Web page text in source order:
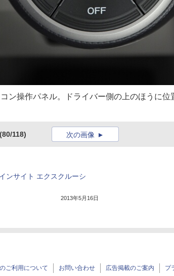
ン操作パネル。ドライバー側の上のほうに
(80/118) 次の画像
ンサイト エクスクルーシ
2013年5月16日
ご利用について お問い合わせ 広告掲載のご案内 プ